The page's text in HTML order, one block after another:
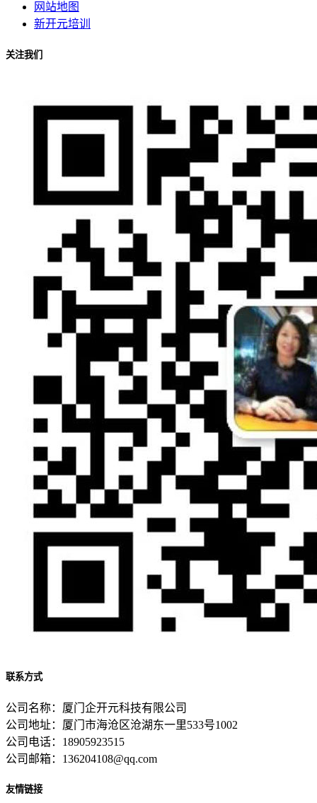
网站地图
新开元培训
关注我们
联系方式
公司名称：厦门企开元科技有限公司
公司地址：厦门市海沧区沧湖东一里533号1002
公司电话：18905923515
公司邮箱：136204108@qq.com
友情链接